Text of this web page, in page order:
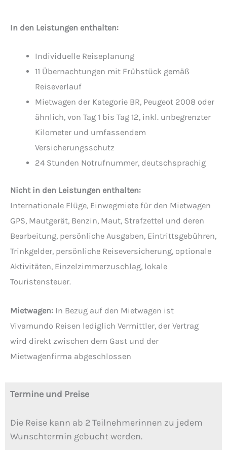
In den Leistungen enthalten:
Individuelle Reiseplanung
11 Übernachtungen mit Frühstück gemäß
Reiseverlauf
Mietwagen der Kategorie BR, Peugeot 2008 oder
ähnlich, von Tag 1 bis Tag 12, inkl. unbegrenzter
Kilometer und umfassendem
Versicherungsschutz
24 Stunden Notrufnummer, deutschsprachig
Nicht in den Leistungen enthalten:
Internationale Flüge, Einwegmiete für den Mietwagen
GPS, Mautgerät, Benzin, Maut, Strafzettel und deren
Bearbeitung, persönliche Ausgaben, Eintrittsgebühren,
Trinkgelder, persönliche Reiseversicherung, optionale
Aktivitäten, Einzelzimmerzuschlag, lokale
Touristensteuer.
Mietwagen: In Bezug auf den Mietwagen ist
Vivamundo Reisen lediglich Vermittler, der Vertrag
wird direkt zwischen dem Gast und der
Mietwagenfirma abgeschlossen
Termine und Preise
Die Reise kann ab 2 Teilnehmerinnen zu jedem
Wunschtermin gebucht werden.